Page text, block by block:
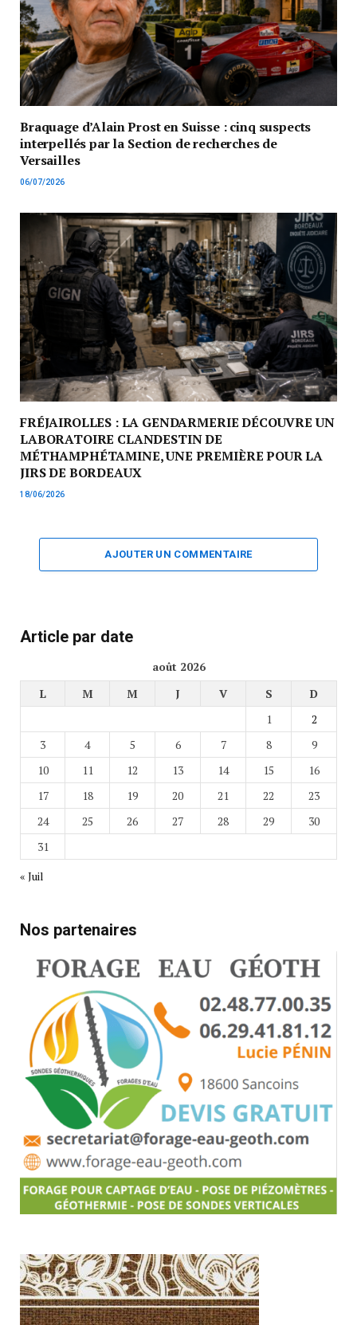
Braquage d’Alain Prost en Suisse : cinq suspects
interpellés par la Section de recherches de
Versailles
06/07/2026
FRÉJAIROLLES : LA GENDARMERIE DÉCOUVRE UN
LABORATOIRE CLANDESTIN DE
MÉTHAMPHÉTAMINE, UNE PREMIÈRE POUR LA
JIRS DE BORDEAUX
18/06/2026
AJOUTER UN COMMENTAIRE
Article par date
août 2026
L
M M J V S
D
1
2
3
4 5 6 7 8
9
10
11 12 13 14 15
16
17
18 19 20 21 22
23
24
25 26 27 28 29
30
31
« Juil
Nos partenaires